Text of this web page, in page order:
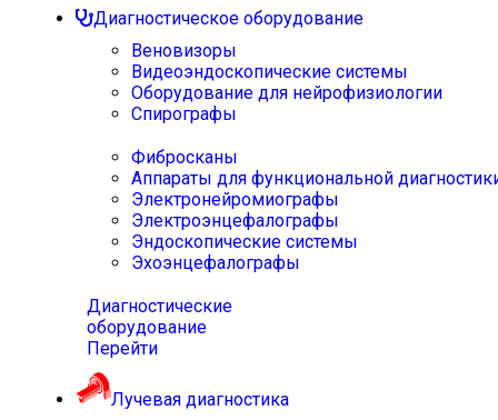
Диагностическое оборудование
Веновизоры
Видеоэндоскопические системы
Оборудование для нейрофизиологии
Спирографы
Фибросканы
Аппараты для функциональной
Электронейромиографы
Электроэнцефалографы
Эндоскопические системы
Эхоэнцефалографы
Диагностические
оборудование
Перейти
Лучевая диагностика